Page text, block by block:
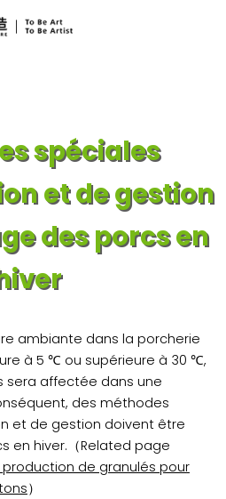
spéciales
et de gestion
des porcs en
ambiante dans la porcherie
à 5 ℃ ou supérieure à 30 ℃,
sera affectée dans une
des méthodes
et de gestion doivent être
en hiver.（Related page
de granulés pour
）